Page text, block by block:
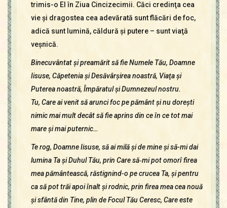
trimis-o El în Ziua Cincizecimii. Căci credinţa cea
vie şi dragostea cea adevărată sunt flăcări de foc,
adică sunt lumină, căldură şi putere – sunt viaţă
veşnică.
Binecuvântat şi preamărit să fie Numele Tău, Doamne
Iisuse, Căpetenia şi Desăvârşirea noastră, Via­ţa şi
Puterea noastră, Împăratul şi Dumnezeul nostru.
Tu, Care ai venit să arunci foc pe pământ şi nu doreşti
nimic mai mult decât să fie aprins din ce în ce tot mai
mare şi mai puternic…
Te rog, Doamne Iisuse, să ai milă şi de mine şi să-mi dai
lumina Ta şi Duhul Tău, prin Care să‑mi pot omorî firea
mea pământească, răstignind-o pe crucea Ta, şi pentru
ca să pot trăi apoi înalt şi rodnic, prin firea mea cea nouă
şi sfântă din Tine, plin de Focul Tău Ceresc, Care este